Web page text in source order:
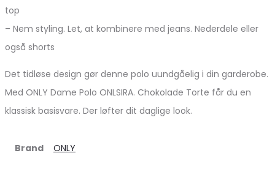
top
– Nem styling. Let, at kombinere med jeans. Nederdele eller
også shorts
Det tidløse design gør denne polo uundgåelig i din garderobe.
Med ONLY Dame Polo ONLSIRA. Chokolade Torte får du en
klassisk basisvare. Der løfter dit daglige look.
Brand ONLY